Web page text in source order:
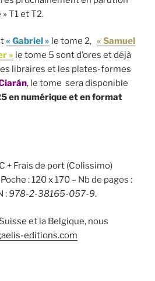
T1 et T2.
« Gabriel » le tome 2, « Samuel
» le tome 5 sont d’ores et déjà
libraires et les plates-formes
, le tome sera disponible
en numérique et en format
+ Frais de port (Colissimo)
: 120 x 170 – Nb de pages :
: 978-2-38165-057-9.
et la Belgique, nous
editions.com